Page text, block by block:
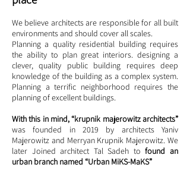
We believe architects are responsible for all built
environments and should cover all scales.
Planning a quality residential building requires
the ability to plan great interiors. designing a
clever, quality public building requires deep
knowledge of the building as a complex system.
Planning a terrific neighborhood requires the
planning of excellent buildings.
With this in mind, “krupnik majerowitz architects”
was founded in 2019 by architects Yaniv
Majerowitz and Merryan Krupnik Majerowitz. We
later Joined architect Tal Sadeh tofound an
urban branch named “Urban MiKS-MaKS”